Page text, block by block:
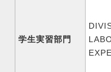
学生実習部門